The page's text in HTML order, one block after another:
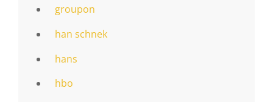
groupon
han schnek
hans
hbo